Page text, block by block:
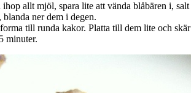
ihop allt mjöl, spara lite att vända blåbären i,
ner dem i degen.
till runda kakor. Platta till dem lite och
minuter.